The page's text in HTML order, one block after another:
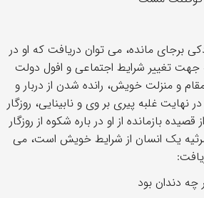
برجای مانده، می توان دریافت که او در
جهت تغییر شرایط اجتماعی و افول دولت
و منزلت خویش، رانده شدن از دربار و
غلبه پیری بر وی و نابینایی، روزگار
بازمانده از او در باره شکوه از روزگار
یک انسان از شرایط خویش است، می
دندان بود